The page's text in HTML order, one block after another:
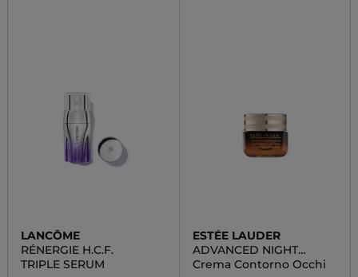
LANCÔME
RÉNERGIE H.C.F.
TRIPLE SERUM
ESTÉE LAUDER
ADVANCED NIGHT
REPAIR EYE GEL CREAM
Crema Contorno Occhi